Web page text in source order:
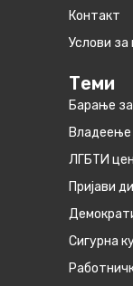
Контакт
Услови
Теми
Барање
Владеење
ЛГБТИ
Пријави
Сигурна